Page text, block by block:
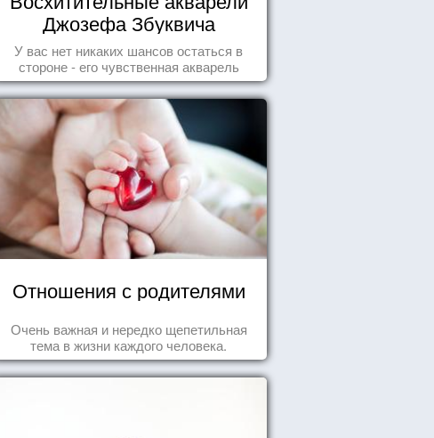
Джозефа Збуквича
У вас нет никаких шансов остаться в
стороне - его чувственная акварель
покорила жителей всего мира.
Отношения с родителями
Очень важная и нередко щепетильная
тема в жизни каждого человека.